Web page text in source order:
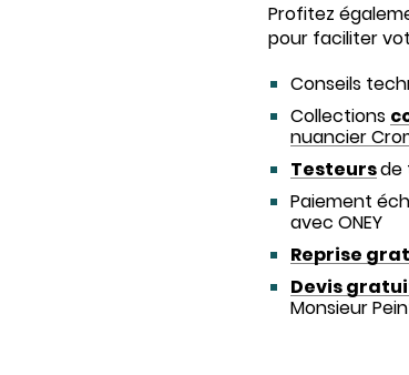
Profitez
pour faciliter
Conseils
Collections
nuancier
Testeursde
Paiement
avec ONEY
Reprise
Devis
Monsieur